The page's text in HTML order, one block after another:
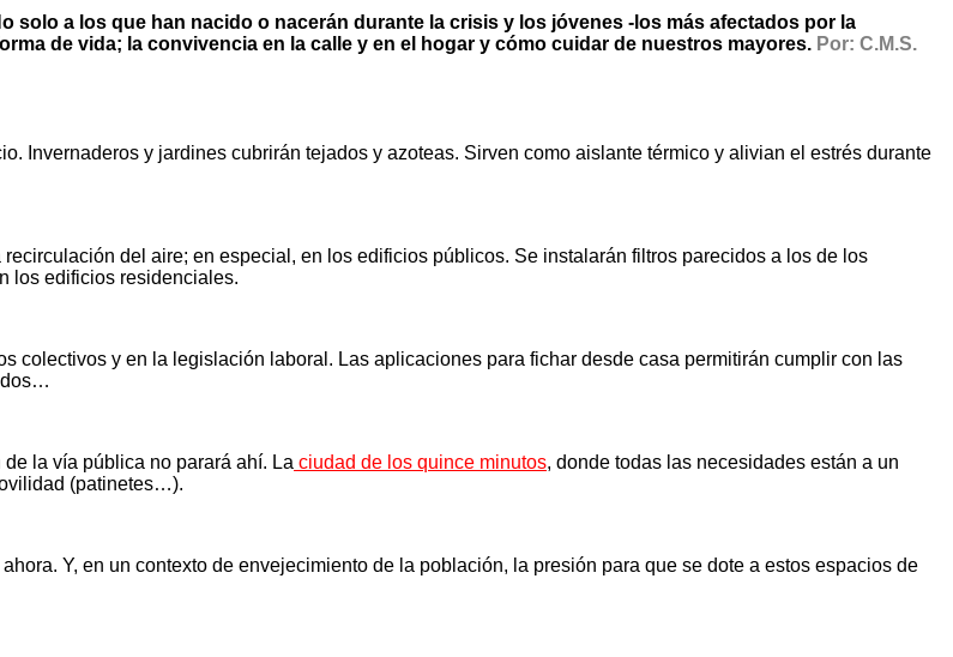
a los que han nacido o nacerán durante la crisis y los jóvenes -los más afectados por la
de vida; la convivencia en la calle y en el hogar y cómo cuidar de nuestros mayores. Por: C.M.S.
Invernaderos y jardines cubrirán tejados y azoteas. Sirven como aislante térmico y alivian el estrés durante
del aire; en especial, en los edificios públicos. Se instalarán filtros parecidos a los de los
los edificios residenciales.
colectivos y en la legislación laboral. Las aplicaciones para fichar desde casa permitirán cumplir con las
la vía pública no parará ahí. La ciudad de los quince minutos, donde todas las necesidades están a un
(patinetes…).
Y, en un contexto de envejecimiento de la población, la presión para que se dote a estos espacios de